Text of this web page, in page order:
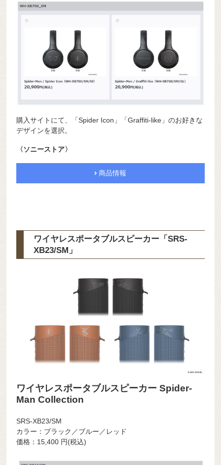
購入サイトにて、「Spider Icon」「Graffiti-like」のお好きな
デザインを選択。
〈ソニーストア〉
商品情報
ワイヤレスポータブルスピーカー「SRS-
XB23/SM」
ワイヤレスポータブルスピーカー Spider-
Man Collection
SRS-XB23/SM
カラー：ブラック／ブルー／レッド
価格： 15,400 円(税込)